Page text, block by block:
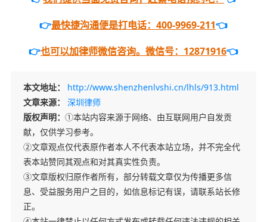
👉最快捷沟通便是打电话：400-9969-211👈
👉也可以加律师微信咨询。微信号：12871916👈
本文地址：
http://www.shenzhenlvshi.cn/lhls/913.html
文章来源：
深圳律师
版权声明： ①本站内容来源于网络、由互联网用户自发贡
献，仅供学习参考。
②文章观点仅代表原作者本人不代表本站立场，并不完全代
表本站赞同其观点和对其真实性负责。
③文章版权归原作者所有，部分转载文章仅为传播更多信
息、受益服务用户之目的，如信息标记有误，请联系站长修
正。